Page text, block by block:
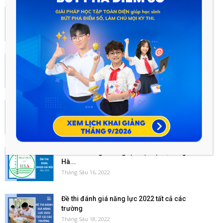
Những câu hỏi thường gặp khi ôn thi ĐGNL
ĐHQGHN 2023...
Tháng Mười Một 24, 2022
Sách ôn thi đánh giá năng lực 2023 hay nhất
Tháng Sáu 13, 2023
Những sai lầm trong quá trình ôn thi ĐGNL
ĐHQGHN 2023...
Tháng Mười Một 24, 2022
Hà...
Tháng Sáu 16, 2022
Đề thi đánh giá năng lực 2022 tất cả các
trường
Tháng Sáu 18, 2022